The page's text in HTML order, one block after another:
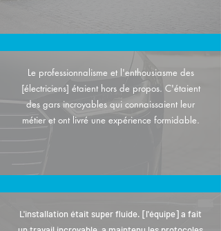
Le professionnalisme et l'enthousiasme des
[électriciens] étaient hors de propos. C'étaient
des gars incroyables qui connaissaient leur
métier et ont livré une expérience formidable.
L'installation était super fluide. [l'équipe] a fait